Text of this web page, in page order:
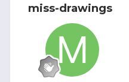
miss-drawings